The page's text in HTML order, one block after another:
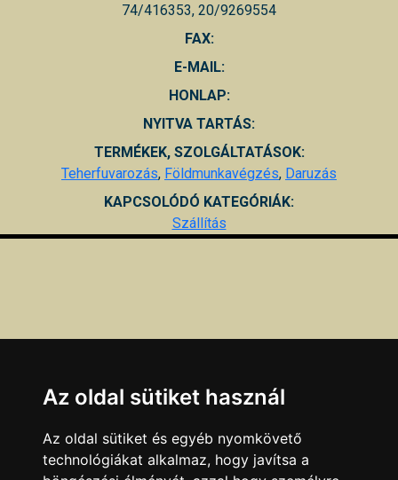
74/416353, 20/9269554
FAX:
E-MAIL:
HONLAP:
NYITVA TARTÁS:
TERMÉKEK, SZOLGÁLTATÁSOK:
Teherfuvarozás, Földmunkavégzés, Daruzás
KAPCSOLÓDÓ KATEGÓRIÁK:
Szállítás
Az oldal sütiket használ
Az oldal sütiket és egyéb nyomkövető
technológiákat alkalmaz, hogy javítsa a